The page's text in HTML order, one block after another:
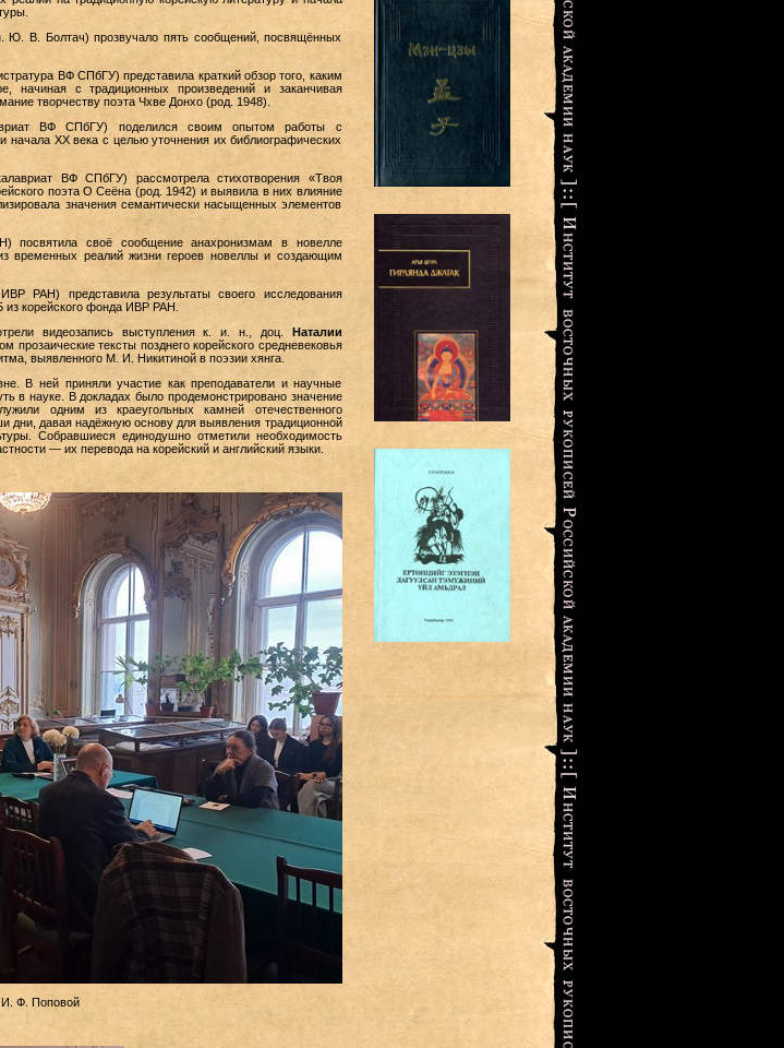
Ю. В. Болтач) прозвучало пять сообщений, посвящённых
ВФ СПбГУ) представила краткий обзор того, каким
начиная с традиционных произведений и заканчивая
творчеству поэта Чхве Донхо (род. 1948).
ВФ СПбГУ) поделился своим опытом работы с
ХХ века с целью уточнения их библиографических
ВФ СПбГУ) рассмотрела стихотворения «Твоя
поэта О Сеёна (род. 1942) и выявила в них влияние
значения семантически насыщенных элементов
своё сообщение анахронизмам в новелле
временных реалий жизни героев новеллы и создающим
РАН) представила результаты своего исследования
из корейского фонда ИВР РАН.
видеозапись выступления к. и. н., доц. Наталии
тексты позднего корейского средневековья
выявленного М. И. Никитиной в поэзии хянга.
В ней приняли участие как преподаватели и научные
в науке. В докладах было продемонстрировано значение
одним из краеугольных камней отечественного
дни, давая надёжную основу для выявления традиционной
Собравшиеся единодушно отметили необходимость
— их перевода на корейский и английский языки.
И. Ф. Поповой